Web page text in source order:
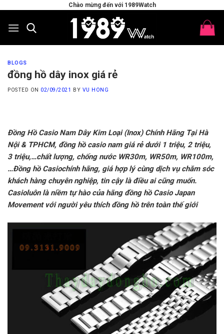
content
Chào mừng đến với 1989Watch
BLOGS
đồng hồ dây inox giá rẻ
POSTED ON 02/09/2021 BY VU HONG
Đồng Hồ Casio Nam Dây Kim Loại (Inox) Chính Hãng Tại Hà
Nội & TPHCM, đồng hồ casio nam giá rẻ dưới 1 triệu, 2 triệu,
3 triệu,…chất lượng, chống nước WR30m, WR50m, WR100m,
…Đồng hồ Casiochính hãng, giá hợp lý cùng dịch vụ chăm sóc
khách hàng chuyên nghiệp, tin cậy là điều ai cũng muốn.
Casioluôn là niềm tự hào của hãng đồng hồ Casio Japan
Movement với người yêu thích đồng hồ trên toàn thế giới